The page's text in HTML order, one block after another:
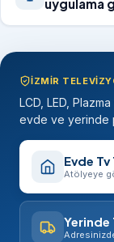
uygulama
İZMIR
LCD, LED,
evde ve yerinde
Evde Tv
Atölyeye
Yerinde